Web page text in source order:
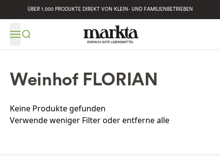
ÜBER 1.000 PRODUKTE DIREKT VON KLEIN- UND FAMILIENBETRIEBEN
Weinhof FLORIAN
Keine Produkte gefunden
Verwende weniger Filter oderentferne alle